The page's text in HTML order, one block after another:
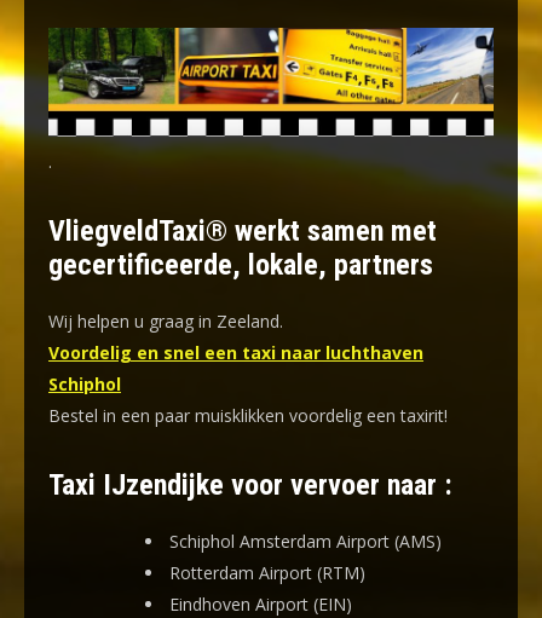
.
VliegveldTaxi® werkt samen met
gecertificeerde, lokale, partners
Wij helpen u graag in Zeeland.
Voordelig en snel een taxi naar luchthaven
Schiphol
Bestel in een paar muisklikken voordelig een taxirit!
Taxi IJzendijke voor vervoer naar :
Schiphol Amsterdam Airport (AMS)
Rotterdam Airport (RTM)
Eindhoven Airport (EIN)